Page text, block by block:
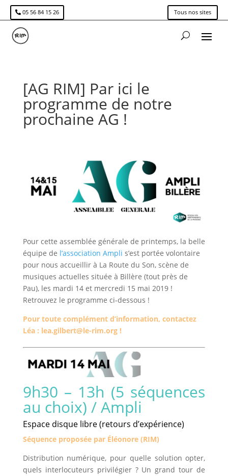
05 56 84 15 26 Tous nos sites
[AG RIM] Par ici le
programme de notre
prochaine AG !
Pour cette assemblée générale de printemps, la belle
équipe de l’association Ampli s’est portée volontaire
pour nous accueillir à La Route du Son, scène de
musiques actuelles située à Billère (tout près de
Pau), les mardi 14 et mercredi 15 mai 2019 !
Retrouvez le programme ci-dessous !
Pour toute complément d’information, contactez
Léa : lea.gilbert@le-rim.org !
9h30 – 13h (5 séquences
au choix) / Ampli
Espace disque libre (retours d’expérience)
Séquence proposée par Éléonore (RIM)
Distribution numérique, pour quelle solution opter,
quels interlocuteurs privilégier ? Un grand tour de